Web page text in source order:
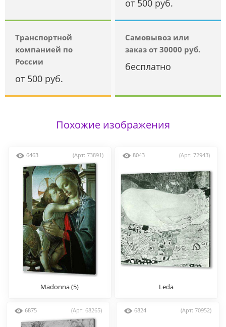
от 500 руб.
Транспортной
компанией по
России
от 500 руб.
Самовывоз или
заказ от 30000 руб.
бесплатно
Похожие изображения
6463 (Арт: 73891)
Madonna (5)
8043 (Арт: 72943)
Leda
6875 (Арт: 68265) 6824 (Арт: 70952)